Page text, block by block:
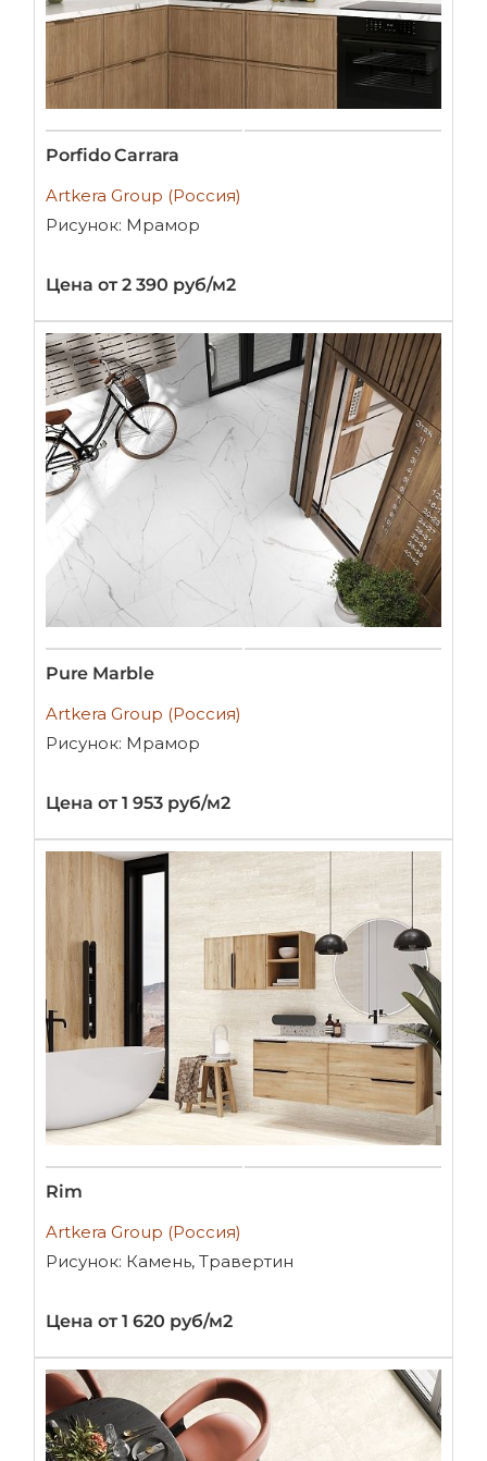
Porfido Carrara
Artkera Group (Россия)
Рисунок: Мрамор
Цена от 2 390 руб/м2
Pure Marble
Artkera Group (Россия)
Рисунок: Мрамор
Цена от 1 953 руб/м2
Rim
Artkera Group (Россия)
Рисунок: Камень, Травертин
Цена от 1 620 руб/м2